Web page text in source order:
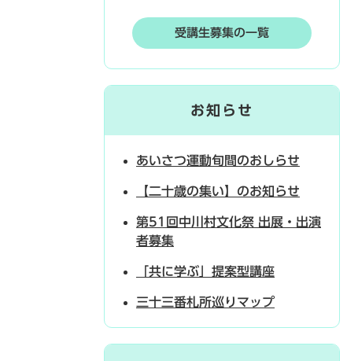
受講生募集の一覧
お知らせ
あいさつ運動旬間のおしらせ
【二十歳の集い】のお知らせ
第51回中川村文化祭 出展・出演
者募集
「共に学ぶ」提案型講座
三十三番札所巡りマップ